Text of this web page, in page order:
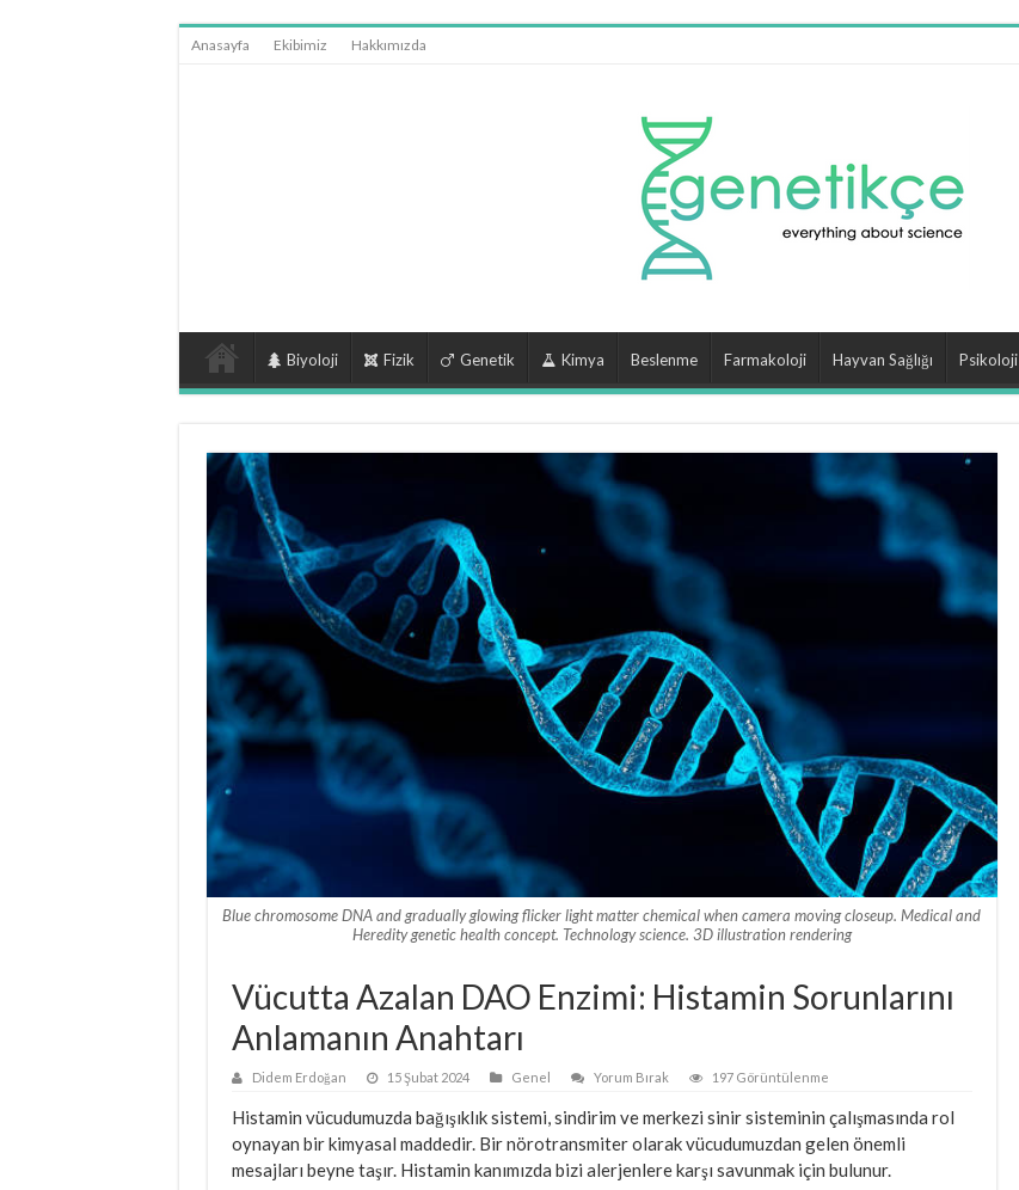
Anasayfa Ekibimiz Hakkımızda
Biyoloji Fizik Genetik Kimya Beslenme Farmakoloji Hayvan Sağlığı Psikoloji
Blue chromosome DNA and gradually glowing flicker light matter chemical when camera moving closeup. Medical and
Heredity genetic health concept. Technology science. 3D illustration rendering
Vücutta Azalan DAO Enzimi: Histamin Sorunlarını
Anlamanın Anahtarı
Didem Erdoğan 15 Şubat 2024 Genel Yorum Bırak 197 Görüntülenme
Histamin vücudumuzda bağışıklık sistemi, sindirim ve merkezi sinir sisteminin çalışmasında rol
oynayan bir kimyasal maddedir. Bir nörotransmiter olarak vücudumuzdan gelen önemli
mesajları beyne taşır. Histamin kanımızda bizi alerjenlere karşı savunmak için bulunur.